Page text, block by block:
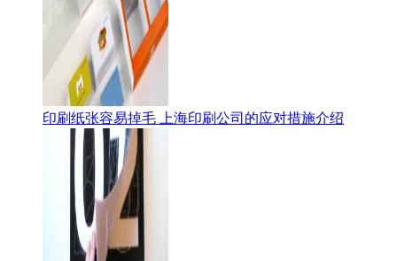
印刷纸张容易掉毛 上海印刷公司的应对措施介绍